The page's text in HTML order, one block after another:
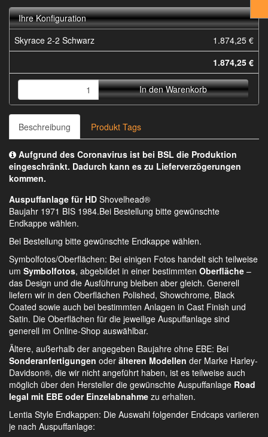
Ihre Konfiguration
Skyrace 2-2 Schwarz
1.874,25 €
1.874,25 €
In den Warenkorb
Beschreibung Produkt Tags
Aufgrund des Coronavirus ist bei BSL die Produktion
eingeschränkt. Dadurch kann es zu Lieferverzögerungen
kommen.
Auspuffanlage für HD Shovelhead®
Baujahr 1971 BIS 1984.Bei Bestellung bitte gewünschte
Endkappe wählen.
Bei Bestellung bitte gewünschte Endkappe wählen.
Symbolfotos/Oberflächen: Bei einigen Fotos handelt sich teilweise
um Symbolfotos, abgebildet in einer bestimmten Oberfläche –
das Design und die Ausführung bleiben aber gleich. Generell
liefern wir in den Oberflächen Polished, Showchrome, Black
Coated sowie auch bei bestimmten Anlagen in Cast Finish und
Satin. Die Oberflächen für die jeweilige Auspuffanlage sind
generell im Online-Shop auswählbar.
Ältere, außerhalb der angegeben Baujahre ohne EBE: Bei
Sonderanfertigungen oder älteren Modellen der Marke Harley-
Davidson®, die wir nicht angeführt haben, ist es teilweise auch
möglich über den Hersteller die gewünschte Auspuffanlage Road
legal mit EBE oder Einzelabnahme zu erhalten.
Lentia Style Endkappen: Die Auswahl folgender Endcaps variieren
je nach Auspuffanlage: